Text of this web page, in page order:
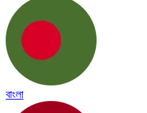
বাংলা